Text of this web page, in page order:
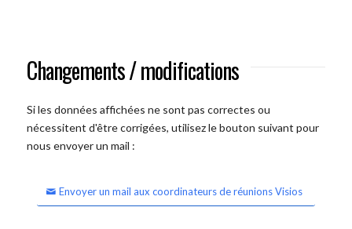
Changements / modifications
Si les données affichées ne sont pas correctes ou
nécessitent d'être corrigées, utilisez le bouton suivant pour
nous envoyer un mail :
Envoyer un mail aux coordinateurs de réunions Visios